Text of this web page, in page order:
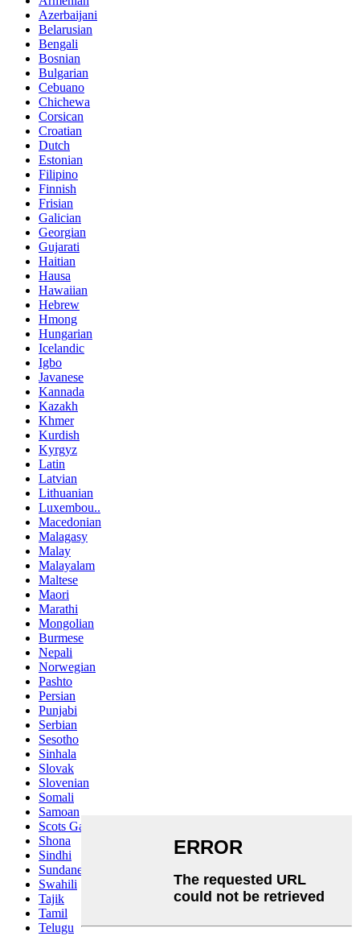
Azerbaijani
Belarusian
Bengali
Bosnian
Bulgarian
Cebuano
Chichewa
Corsican
Croatian
Dutch
Estonian
Filipino
Finnish
Frisian
Galician
Georgian
Gujarati
Haitian
Hausa
Hawaiian
Hebrew
Hmong
Hungarian
Icelandic
Igbo
Javanese
Kannada
Kazakh
Khmer
Kurdish
Kyrgyz
Latin
Latvian
Lithuanian
Luxembou..
Macedonian
Malagasy
Malay
Malayalam
Maltese
Maori
Marathi
Mongolian
Burmese
Nepali
Norwegian
Pashto
Persian
Punjabi
Serbian
Sesotho
Sinhala
Slovak
Slovenian
Somali
Samoan
Scots Gaelic
Shona
Sindhi
Sundanese
Swahili
Tajik
Tamil
Telugu